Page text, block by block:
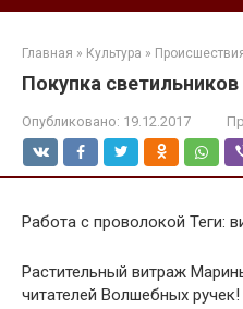
Главная » Культура »
Покупка светильников
Опубликовано: 19.12.2017
Работа с проволокой Теги:
Растительный витраж
читателей Волшебных ручек!